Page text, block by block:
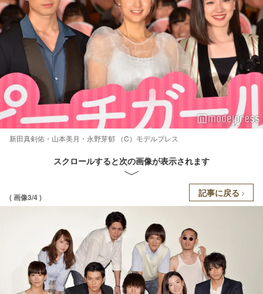
新田真剣佑・山本美月・永野芽郁 （C）モデルプレス
スクロールすると次の画像が表示されます
( 画像3/4 ) 記事に戻る